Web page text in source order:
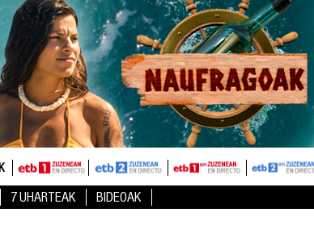
7 UHARTEAK BIDEOAK